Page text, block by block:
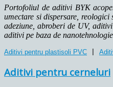
Portofoliul de aditivi BYK
umectare si dispersare,
adeziune, abroberi de UV,
aditivi pe baza de nanotehnologie
Aditivi pentru plastisoli PVC
Aditivi pentru cerneluri